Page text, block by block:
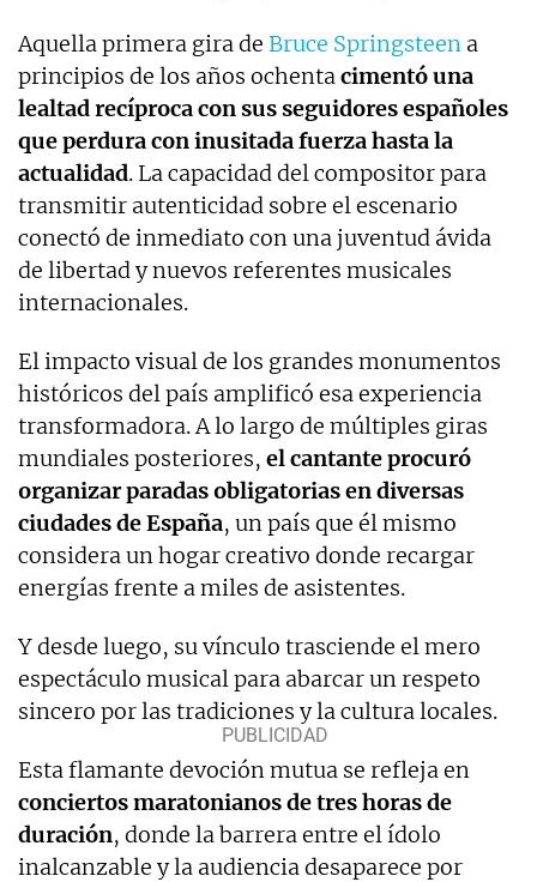
Aquella primera gira de Bruce Springsteen a
principios de los años ochentacimentó una
lealtad recíproca con sus seguidores españoles
que perdura con inusitada fuerza hasta la
actualidad. La capacidad del compositor para
transmitir autenticidad sobre el escenario
conectó de inmediato con una juventud ávida
de libertad y nuevos referentes musicales
internacionales.
El impacto visual de los grandes monumentos
históricos del país amplificó esa experiencia
transformadora. A lo largo de múltiples giras
mundiales posteriores, el cantante procuró
organizar paradas obligatorias en diversas
ciudades de España, un país que él mismo
considera un hogar creativo donde recargar
energías frente a miles de asistentes.
Y desde luego, su vínculo trasciende el mero
espectáculo musical para abarcar un respeto
sincero por las tradiciones y la cultura locales.
Esta flamante devoción mutua se refleja en
conciertos maratonianos de tres horas de
duración, donde la barrera entre el ídolo
inalcanzable y la audiencia desaparece por